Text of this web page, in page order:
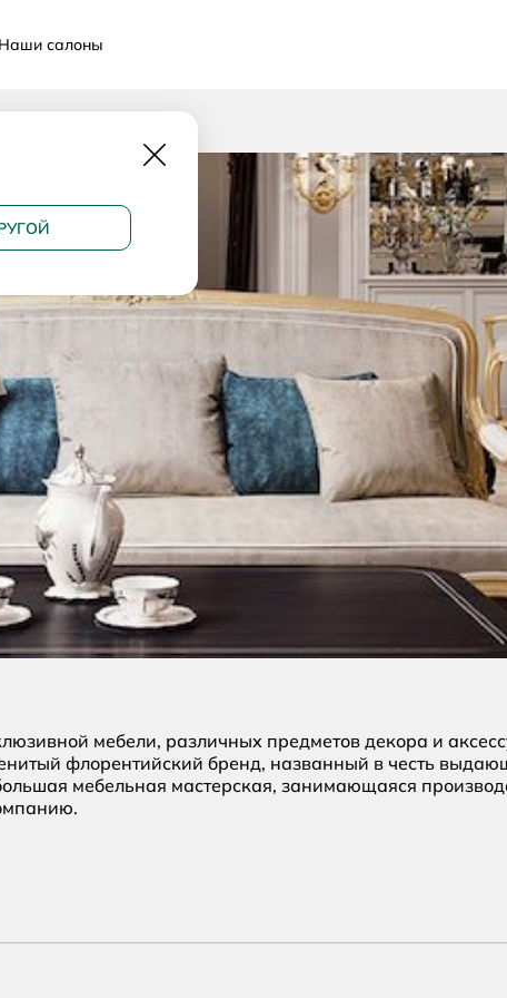
Наши салоны
мебели, различных предметов декора и
флорентийский бренд, названный в честь
мебельная мастерская, занимающаяся
Закрыть